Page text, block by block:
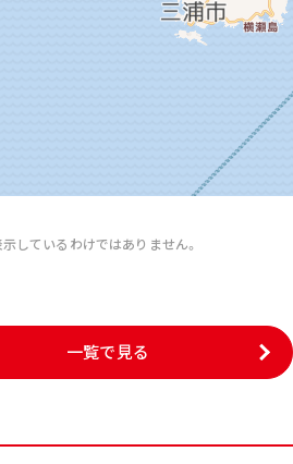
しているわけではありません。
一覧で見る